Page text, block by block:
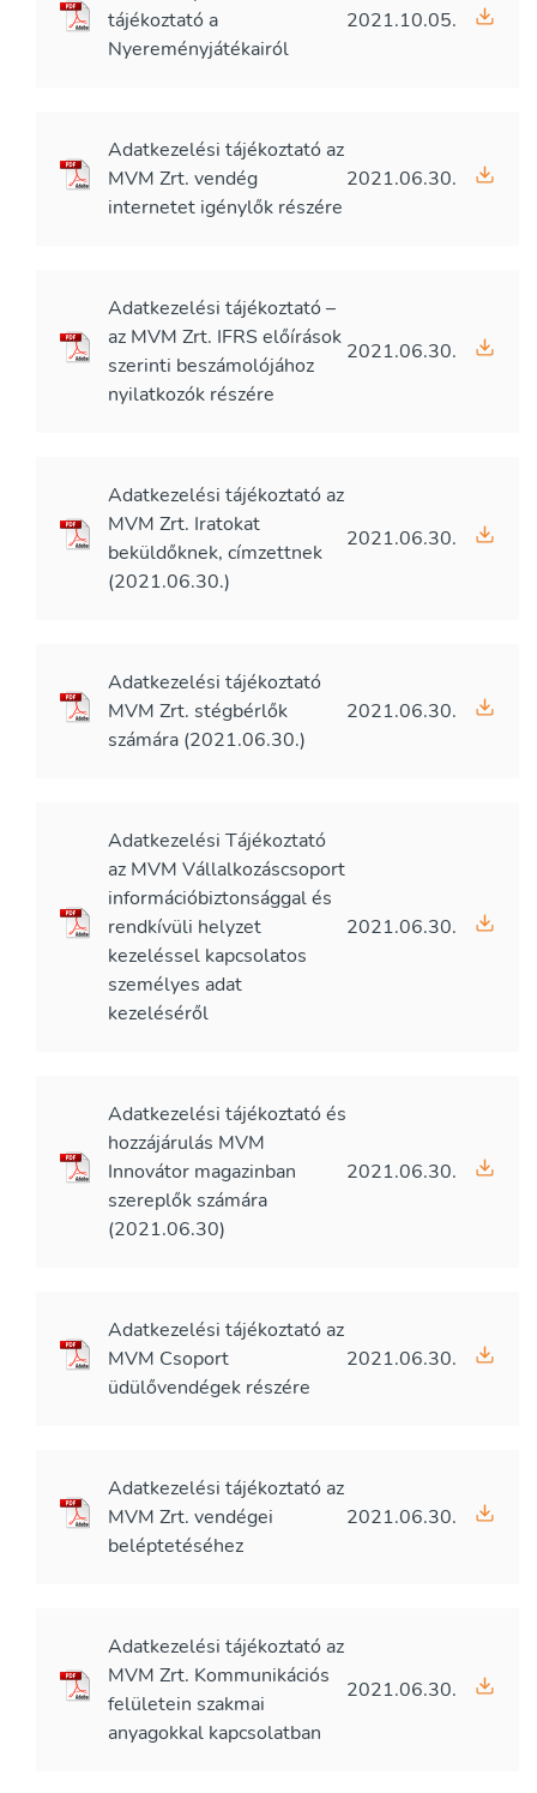
tájékoztató a
Nyereményjátékairól
2021.10.05.
Adatkezelési tájékoztató az
MVM Zrt. vendég
internetet igénylők részére
2021.06.30.
Adatkezelési tájékoztató –
az MVM Zrt. IFRS előírások
szerinti beszámolójához
nyilatkozók részére
2021.06.30.
Adatkezelési tájékoztató az
MVM Zrt. Iratokat
beküldőknek, címzettnek
(2021.06.30.)
2021.06.30.
Adatkezelési tájékoztató
MVM Zrt. stégbérlők
számára (2021.06.30.)
2021.06.30.
Adatkezelési Tájékoztató
az MVM Vállalkozáscsoport
információbiztonsággal és
rendkívüli helyzet
kezeléssel kapcsolatos
személyes adat
kezeléséről
2021.06.30.
Adatkezelési tájékoztató és
hozzájárulás MVM
Innovátor magazinban
szereplők számára
(2021.06.30)
2021.06.30.
Adatkezelési tájékoztató az
MVM Csoport
üdülővendégek részére
2021.06.30.
Adatkezelési tájékoztató az
MVM Zrt. vendégei
beléptetéséhez
2021.06.30.
Adatkezelési tájékoztató az
MVM Zrt. Kommunikációs
felületein szakmai
anyagokkal kapcsolatban
2021.06.30.